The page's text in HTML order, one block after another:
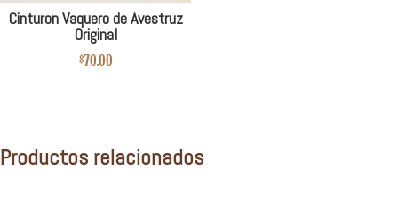
Cinturon Vaquero de Avestruz
Original
$70.00
Productos relacionados